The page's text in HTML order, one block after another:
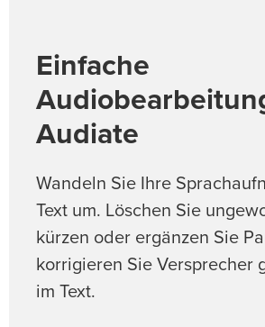
Einfache
Audiate
Wandeln Sie Ihre
Text um. Löschen Sie
kürzen oder ergänzen Sie
korrigieren Sie Versprecher
im Text.